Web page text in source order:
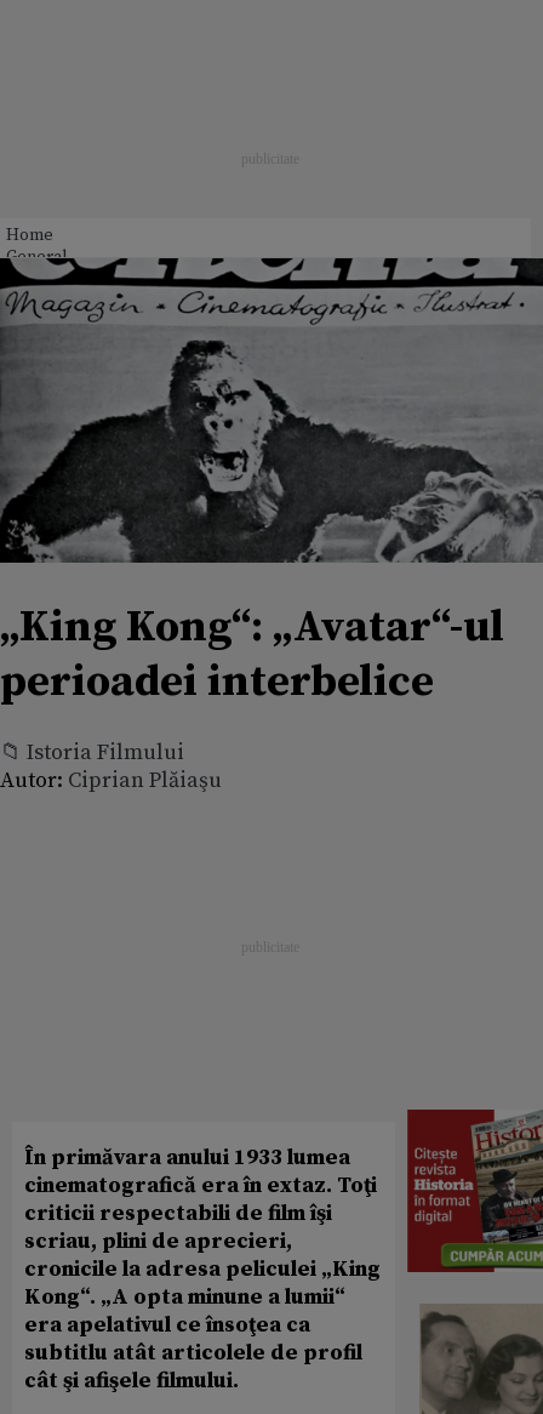
Home
General
„King Kong“: „Avatar“-ul
perioadei interbelice
📁 Istoria Filmului
Autor: Ciprian Plăiaşu
În primăvara anului 1933 lumea
cinematografică era în extaz. Toţi
criticii respectabili de film îşi
scriau, plini de aprecieri,
cronicile la adresa peliculei „King
Kong“. „A opta minune a lumii“
era apelativul ce însoţea ca
subtitlu atât articolele de profil
cât şi afişele filmului.